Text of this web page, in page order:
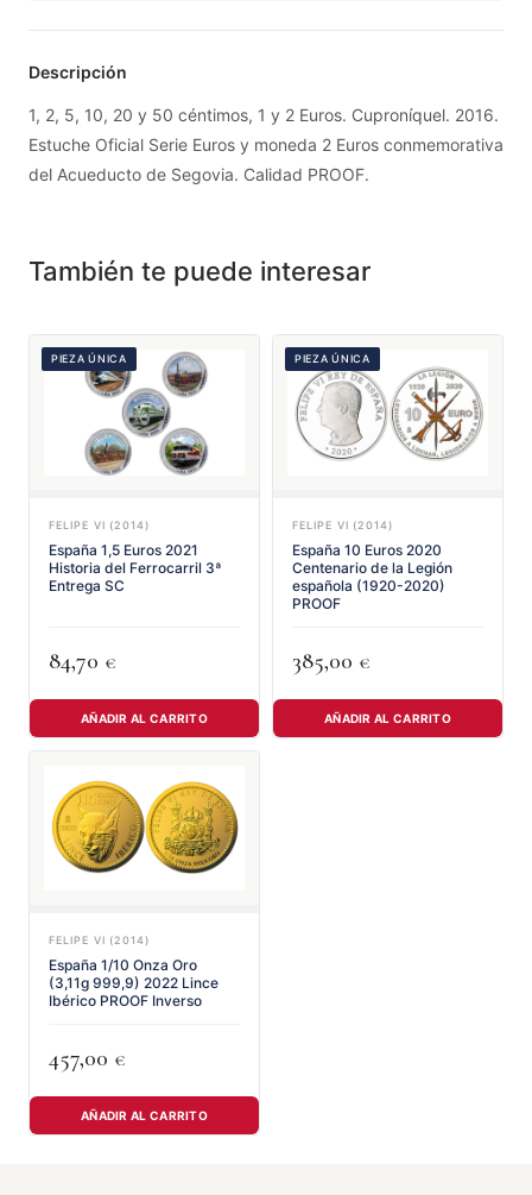
Descripción
1, 2, 5, 10, 20 y 50 céntimos, 1 y 2 Euros. Cuproníquel. 2016.
Estuche Oficial Serie Euros y moneda 2 Euros conmemorativa
del Acueducto de Segovia. Calidad PROOF.
También te puede interesar
PIEZA ÚNICA
FELIPE VI (2014)
España 1,5 Euros 2021
Historia del Ferrocarril 3ª
Entrega SC
84,70 €
AÑADIR AL CARRITO
PIEZA ÚNICA
FELIPE VI (2014)
España 10 Euros 2020
Centenario de la Legión
española (1920-2020)
PROOF
385,00 €
AÑADIR AL CARRITO
FELIPE VI (2014)
España 1/10 Onza Oro
(3,11g 999,9) 2022 Lince
Ibérico PROOF Inverso
457,00 €
AÑADIR AL CARRITO